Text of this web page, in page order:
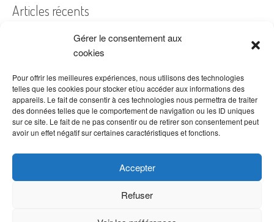
Gérer le consentement aux
cookies
Pour offrir les meilleures expériences, nous utilisons des technologies
telles que les cookies pour stocker et/ou accéder aux informations des
appareils. Le fait de consentir à ces technologies nous permettra de traiter
des données telles que le comportement de navigation ou les ID uniques
sur ce site. Le fait de ne pas consentir ou de retirer son consentement peut
avoir un effet négatif sur certaines caractéristiques et fonctions.
Accepter
Refuser
Articles récents
A quelles dates de l’année offre-t-on des fleurs ?
Les fleurs préférées des Français
Combien de fois arroser un cactus ?
Quelles fleurs offrir pour la fête des mères ?
Idées de décoration avec fleurs séchées